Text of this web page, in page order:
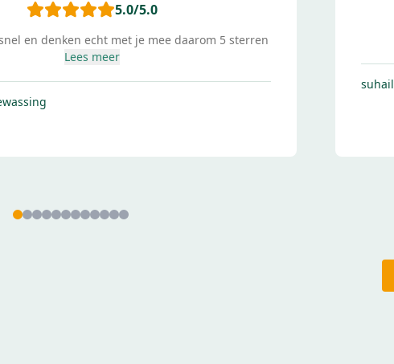
5.0/5.0
en denken echt met je mee daarom 5 sterren
Lees meer